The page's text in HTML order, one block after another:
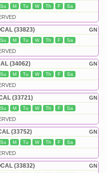
Su M Tu W Th F Sa
GN
(33823)
Su M Tu W Th F Sa
GN
(34062)
Su M Tu W Th F Sa
GN
(33721)
Su M Tu W Th F Sa
GN
(33752)
Su M Tu W Th F Sa
GN
(33832)